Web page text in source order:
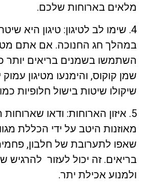
מלאים בארוחות שלכם.
4. שימו לב לטיגון: טיגון היא
במהלך חג החנוכה. אם אתם
השתמשו בשמנים בריאים יותר
שמן קוקוס, והימנעו מטיגון
שיקולו שיטות בישול חלופיות
5. איזון הארוחות: ודאו
מאוזנות היטב על ידי הכללת
שאפו לתערובת של חלבון,
בריאים. זה יכול לעזור להרגיש
ולמנוע אכילת יתר.